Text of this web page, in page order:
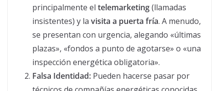
principalmente el telemarketing(llamadas
insistentes) y la visita a puerta fría. A menudo,
se presentan con urgencia, alegando «últimas
plazas», «fondos a punto de agotarse» o «una
inspección energética obligatoria».
Falsa Identidad: Pueden hacerse pasar por